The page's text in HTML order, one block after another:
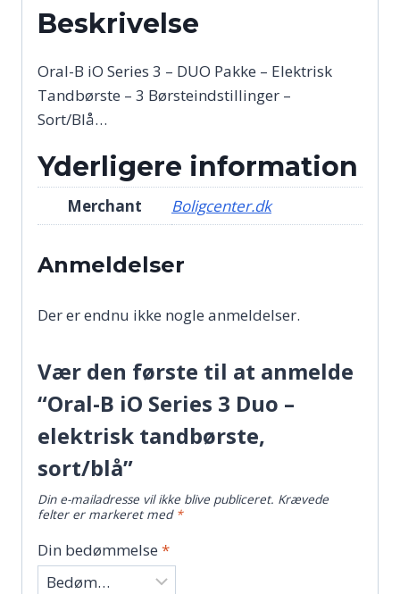
Beskrivelse
Oral-B iO Series 3 – DUO Pakke – Elektrisk
Tandbørste – 3 Børsteindstillinger –
Sort/Blå…
Yderligere information
Merchant Boligcenter.dk
Anmeldelser
Der er endnu ikke nogle anmeldelser.
Vær den første til at anmelde
“Oral-B iO Series 3 Duo –
elektrisk tandbørste,
sort/blå”
Din e-mailadresse vil ikke blive publiceret. Krævede
felter er markeret med *
Din bedømmelse *